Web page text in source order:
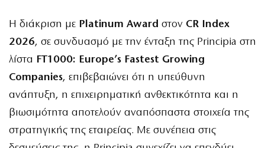
Η διάκριση με Platinum Award στον CR Index
2026, σε συνδυασμό με την ένταξη της Principia στη
λίστα FT1000: Europe’s Fastest Growing
Companies, επιβεβαιώνει ότι η υπεύθυνη
ανάπτυξη, η επιχειρηματική ανθεκτικότητα και η
βιωσιμότητα αποτελούν αναπόσπαστα στοιχεία της
στρατηγικής της εταιρείας. Με συνέπεια στις